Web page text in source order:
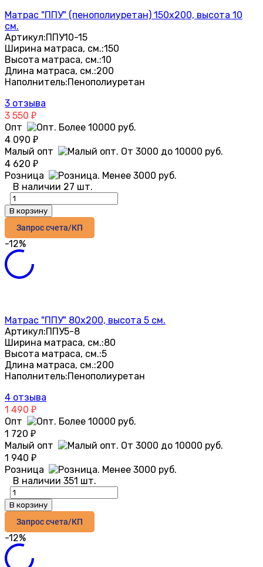
Матрас "ППУ" (пенополиуретан) 150х200, высота 10
см.
Артикул:ППУ10-15
Ширина матраса, см.:150
Высота матраса, см.:10
Длина матраса, см.:200
Наполнитель:Пенополиуретан
3 отзыва
3 550 ₽
Опт
4 090 ₽
Малый опт
4 620 ₽
Розница
В наличии 27 шт.
В корзину
Запрос счета/КП
-12%
Матрас "ППУ" 80х200, высота 5 см.
Артикул:ППУ5-8
Ширина матраса, см.:80
Высота матраса, см.:5
Длина матраса, см.:200
Наполнитель:Пенополиуретан
4 отзыва
1 490 ₽
Опт
1 720 ₽
Малый опт
1 940 ₽
Розница
В наличии 351 шт.
В корзину
Запрос счета/КП
-12%